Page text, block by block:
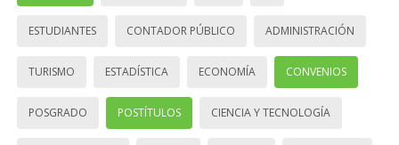
ESTUDIANTES CONTADOR PÚBLICO ADMINISTRACIÓN
TURISMO ESTADÍSTICA ECONOMÍA CONVENIOS
POSGRADO POSTÍTULOS CIENCIA Y TECNOLOGÍA